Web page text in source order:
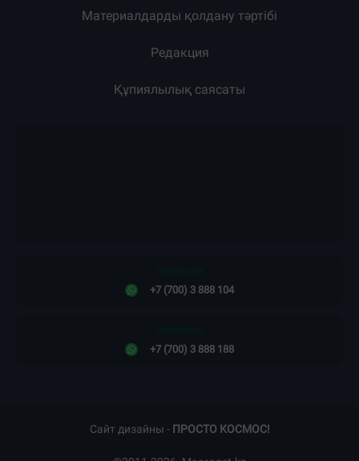
Материалдарды қолдану тәртібі
Редакция
Құпиялылық саясаты
+7 (700) 3 888 104
+7 (700) 3 888 188
Сайт дизайны - ПРОСТО КОСМОС!